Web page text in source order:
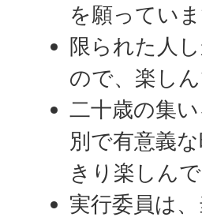
を願っていま
限られた人
ので、楽し
二十歳の集
別で有意義
きり楽しん
実行委員は